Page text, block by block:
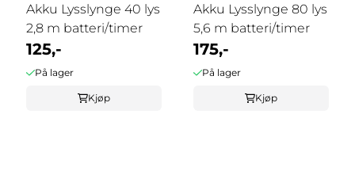
Akku Lysslynge 40 lys
2,8 m batteri/timer
125,-
På lager
Kjøp
Akku Lysslynge 80 lys
5,6 m batteri/timer
175,-
På lager
Kjøp